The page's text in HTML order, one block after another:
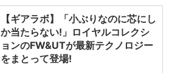
【ギアラボ】「小ぶりなのに芯にし
か当たらない!」ロイヤルコレクシ
ョンのFW&UTが最新テクノロジー
をまとって登場!